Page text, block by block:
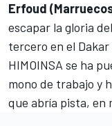
Erfoud
escapar la gloria
tercero en el
HIMOINSA se ha
mono de trabajo y
que abría pista, en